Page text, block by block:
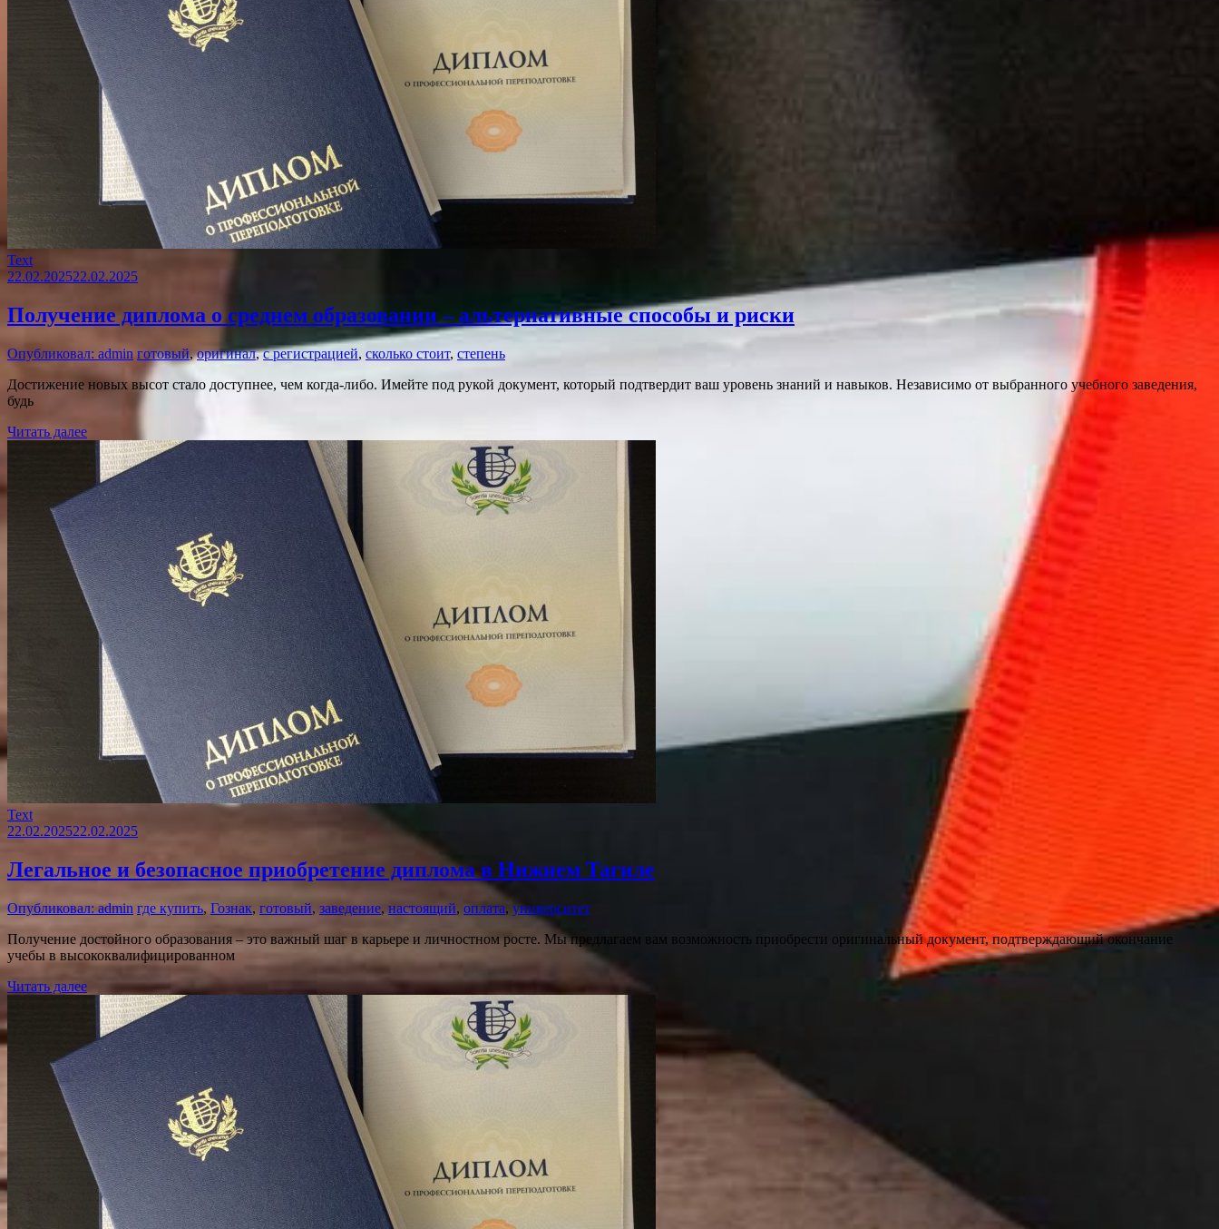
Text
22.02.202522.02.2025
Получение диплома о среднем образовании – альтернативные способы и риски
Опубликовал: admin готовый,оригинал,с регистрацией, сколько стоит, степень
Достижение новых высот стало доступнее, чем когда-либо. Имейте под рукой документ, который подтвердит ваш уровень знаний и навыков. Независимо от выбранного учебного заведения,
будь
Читать далее
Text
22.02.202522.02.2025
Легальное и безопасное приобретение диплома в Нижнем Тагиле
Опубликовал: admin где купить, Гознак, готовый, заведение, настоящий, оплата, университет
Получение достойного образования – это важный шаг в карьере и личностном росте. Мы предлагаем вам возможность приобрести оригинальный документ, подтверждающий окончание
учебы в высококвалифицированном
Читать далее